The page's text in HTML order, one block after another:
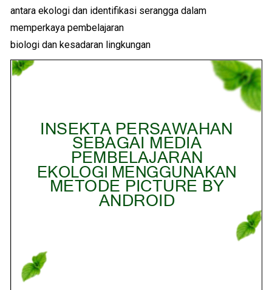
antara ekologi dan identifikasi serangga dalam
memperkaya pembelajaran
biologi dan kesadaran lingkungan